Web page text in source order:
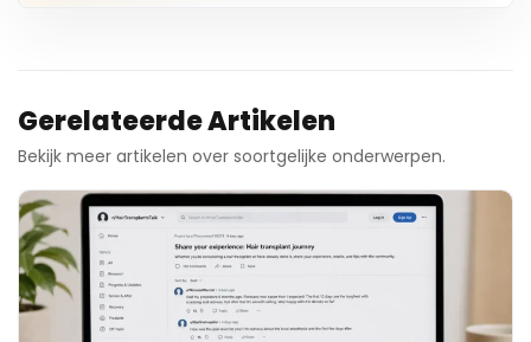
Gerelateerde Artikelen
Bekijk meer artikelen over soortgelijke onderwerpen.